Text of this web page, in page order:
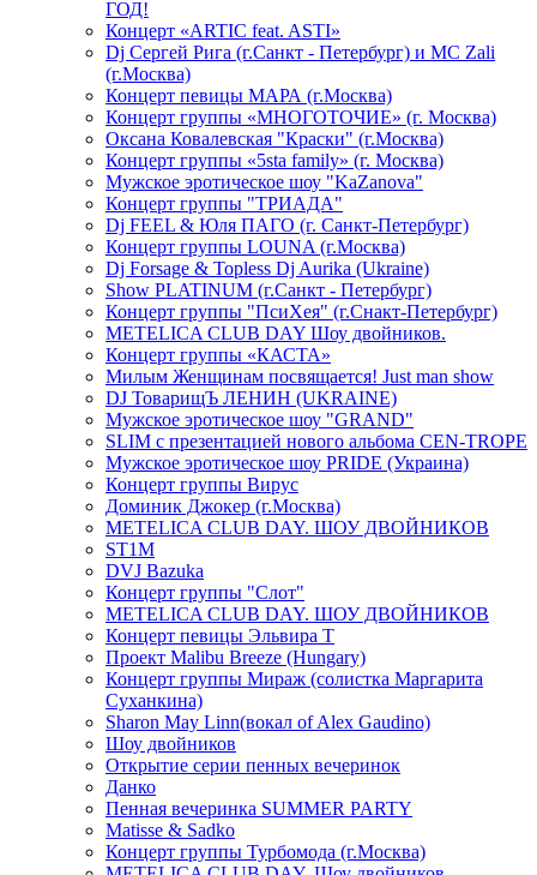
ГОД!
Концерт «ARTIC feat. ASTI»
Dj Сергей Рига (г.Санкт - Петербург) и MC Zali
(г.Москва)
Концерт певицы МАРА (г.Москва)
Концерт группы «МНОГОТОЧИЕ» (г. Москва)
Оксана Ковалевская "Краски" (г.Москва)
Концерт группы «5sta family» (г. Москва)
Мужское эротическое шоу "KaZanova"
Концерт группы "ТРИАДА"
Dj FEEL & Юля ПАГО (г. Санкт-Петербург)
Концерт группы LOUNA (г.Москва)
Dj Forsage & Topless Dj Aurika (Ukraine)
Show PLATINUM (г.Санкт - Петербург)
Концерт группы "ПсиХея" (г.Снакт-Петербург)
METELICA CLUB DAY Шоу двойников.
Концерт группы «КАСТА»
Милым Женщинам посвящается! Just man show
DJ ТоварищЪ ЛЕНИН (UKRAINE)
Мужское эротическое шоу "GRAND"
SLIM с презентацией нового альбома CEN-TROPE
Мужское эротическое шоу PRIDE (Украина)
Концерт группы Вирус
Доминик Джокер (г.Москва)
METELICA CLUB DAY. ШОУ ДВОЙНИКОВ
ST1M
DVJ Bazuka
Концерт группы "Слот"
METELICA CLUB DAY. ШОУ ДВОЙНИКОВ
Концерт певицы Эльвира Т
Проект Malibu Breeze (Hungary)
Концерт группы Мираж (солистка Маргарита
Суханкина)
Sharon May Linn(вокал of Alex Gaudino)
Шоу двойников
Открытие серии пенных вечеринок
Данко
Пенная вечеринка SUMMER PARTY
Matisse & Sadko
Концерт группы Турбомода (г.Москва)